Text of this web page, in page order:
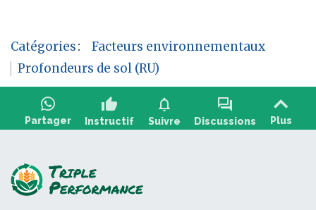
Catégories:
Facteurs environnementaux
Profondeurs de sol (RU)
Partager
thumb_up
Instructif
notifications
Suivre
forum
Discussions Plus